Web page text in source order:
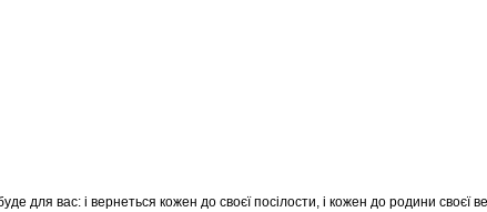
для вас: і вернеться кожен до своєї посілости, і кожен до родини своєї